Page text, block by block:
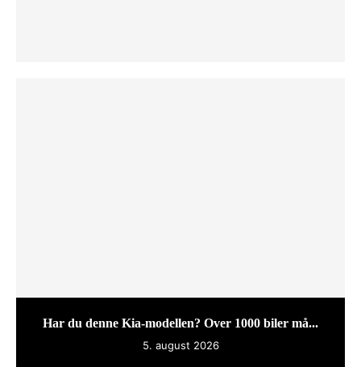
Har du denne Kia-modellen? Over 1000 biler må...
5. august 2026